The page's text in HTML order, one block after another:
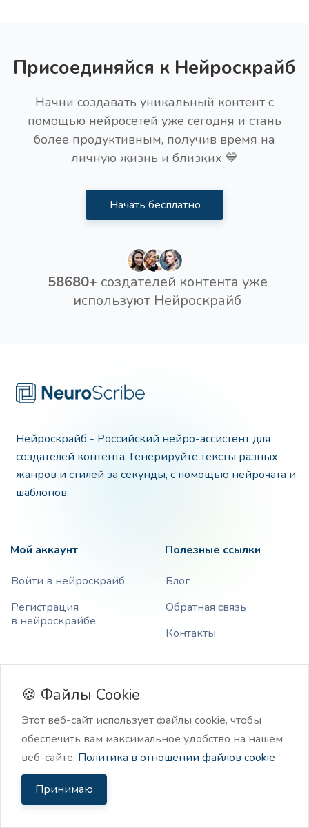
Присоединяйся к Нейроскрайб
Начни создавать уникальный контент с
помощью нейросетей уже сегодня и стань
более продуктивным, получив время на
личную жизнь и близких 💙
Начать бесплатно
58680+ создателей контента уже
используют Нейроскрайб
Нейроскрайб - Российский нейро-ассистент для
создателей контента. Генерируйте тексты разных
жанров и стилей за секунды, с помощью нейрочата и
шаблонов.
Мой аккаунт
Войти в нейроскрайб
Регистрация
в нейроскрайбе
Полезные ссылки
Блог
Обратная связь
Контакты
вопросы
Пользовательское
соглашение
Политика
конфиденциальности
🍪 Файлы Cookie
Этот веб-сайт использует файлы cookie, чтобы
обеспечить вам максимальное удобство на нашем
веб-сайте. Политика в отношении файлов cookie
Принимаю